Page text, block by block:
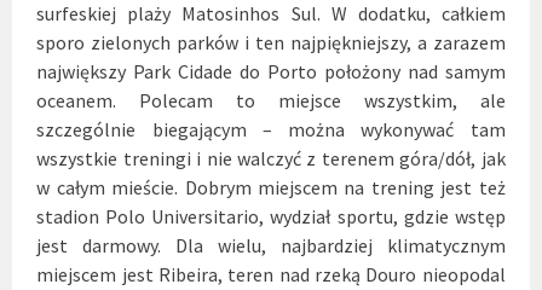
surfeskiej plaży Matosinhos Sul. W dodatku, całkiem
sporo zielonych parków i ten najpiękniejszy, a zarazem
największy Park Cidade do Porto położony nad samym
oceanem. Polecam to miejsce wszystkim, ale
szczególnie biegającym – można wykonywać tam
wszystkie treningi i nie walczyć z terenem góra/dół, jak
w całym mieście. Dobrym miejscem na trening jest też
stadion Polo Universitario, wydział sportu, gdzie wstęp
jestdarmowy. Dla wielu, najbardziej klimatycznym
miejscem jest Ribeira, teren nad rzeką Douro nieopodal